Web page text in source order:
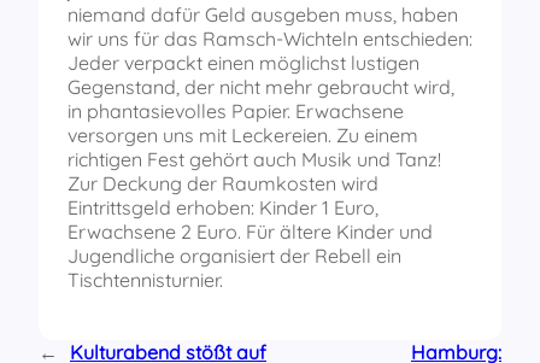
niemand dafür Geld ausgeben muss, haben
wir uns für das Ramsch-Wichteln entschieden:
Jeder verpackt einen möglichst lustigen
Gegenstand, der nicht mehr gebraucht wird,
in phantasievolles Papier. Erwachsene
versorgen uns mit Leckereien. Zu einem
richtigen Fest gehört auch Musik und Tanz!
Zur Deckung der Raumkosten wird
Eintrittsgeld erhoben: Kinder 1 Euro,
Erwachsene 2 Euro. Für ältere Kinder und
Jugendliche organisiert der Rebell ein
Tischtennisturnier.
←
Kulturabend stößt auf
Hamburg: